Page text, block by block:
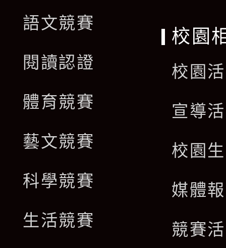
語文競賽
閱讀認證
體育競賽
藝文競賽
科學競賽
生活競賽
校園
校園
宣導
校園
媒體
競賽